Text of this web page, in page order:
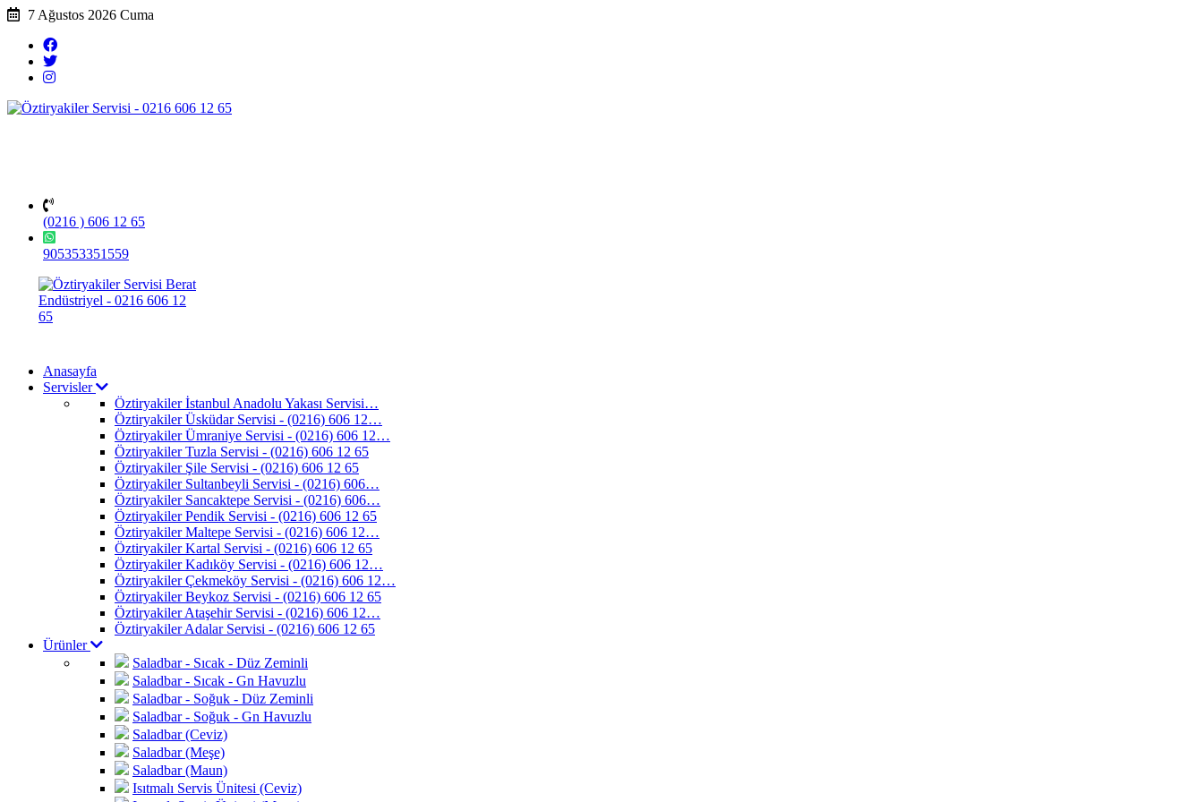
7 Ağustos 2026 Cuma
(0216 ) 606 12 65
905353351559
Anasayfa
Servisler
Öztiryakiler İstanbul Anadolu Yakası Servisi…
Öztiryakiler Üsküdar Servisi - (0216) 606 12…
Öztiryakiler Ümraniye Servisi - (0216) 606 12…
Öztiryakiler Tuzla Servisi - (0216) 606 12 65
Öztiryakiler Şile Servisi - (0216) 606 12 65
Öztiryakiler Sultanbeyli Servisi - (0216) 606…
Öztiryakiler Sancaktepe Servisi - (0216) 606…
Öztiryakiler Pendik Servisi - (0216) 606 12 65
Öztiryakiler Maltepe Servisi - (0216) 606 12…
Öztiryakiler Kartal Servisi - (0216) 606 12 65
Öztiryakiler Kadıköy Servisi - (0216) 606 12…
Öztiryakiler Çekmeköy Servisi - (0216) 606 12…
Öztiryakiler Beykoz Servisi - (0216) 606 12 65
Öztiryakiler Ataşehir Servisi - (0216) 606 12…
Öztiryakiler Adalar Servisi - (0216) 606 12 65
Ürünler
Saladbar - Sıcak - Düz Zeminli
Saladbar - Sıcak - Gn Havuzlu
Saladbar - Soğuk - Düz Zeminli
Saladbar - Soğuk - Gn Havuzlu
Saladbar (Ceviz)
Saladbar (Meşe)
Saladbar (Maun)
Isıtmalı Servis Ünitesi (Ceviz)